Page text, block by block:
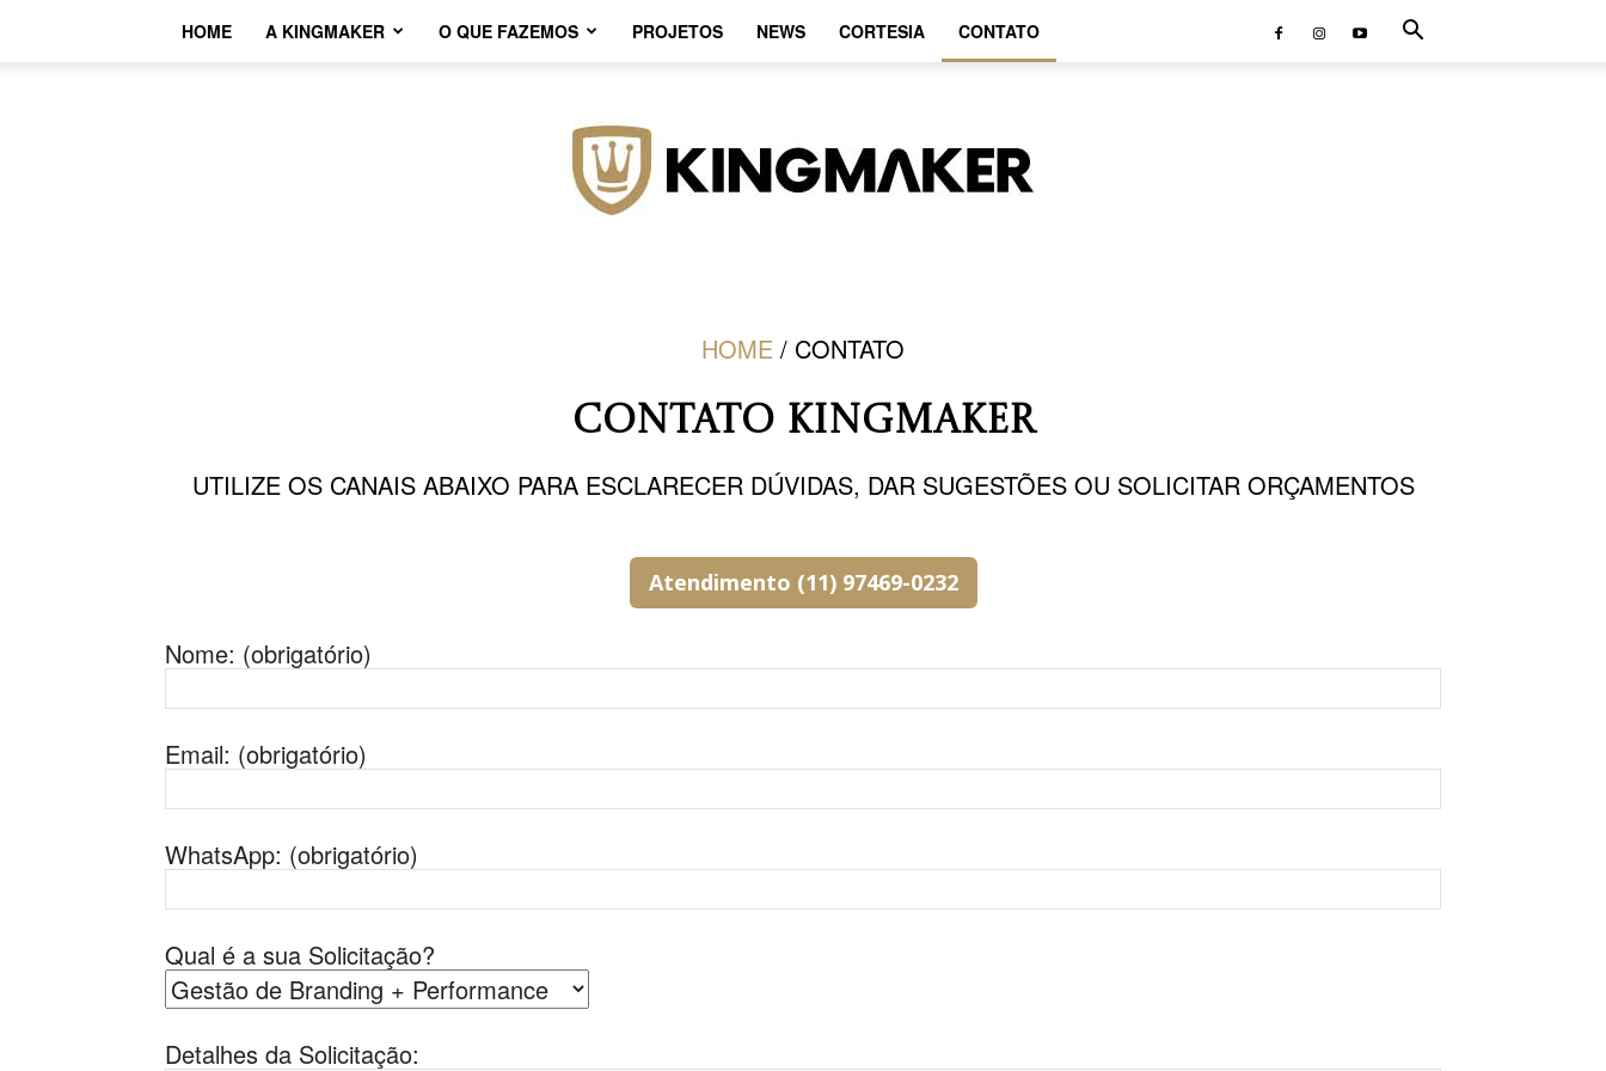
HOME A KINGMAKER O QUE FAZEMOS PROJETOS NEWS CORTESIA CONTATO
de
HOME / CONTATO
CONTATO KINGMAKER
UTILIZE OS CANAIS ABAIXO PARA ESCLARECER DÚVIDAS, DAR SUGESTÕES OU SOLICITAR ORÇAMENTOS
Atendimento (11) 97469-0232
Nome: (obrigatório)
Email: (obrigatório)
WhatsApp: (obrigatório)
Qual é a sua Solicitação?
Detalhes da Solicitação: